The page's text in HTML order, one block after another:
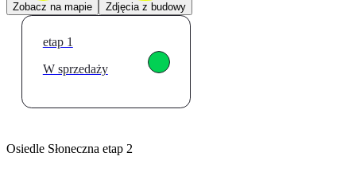
Zobacz na mapie Zdjęcia z budowy
etap 1
W sprzedaży
Osiedle Słoneczna etap 2